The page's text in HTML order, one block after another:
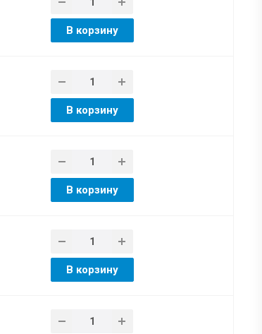
В корзину
В корзину
В корзину
В корзину